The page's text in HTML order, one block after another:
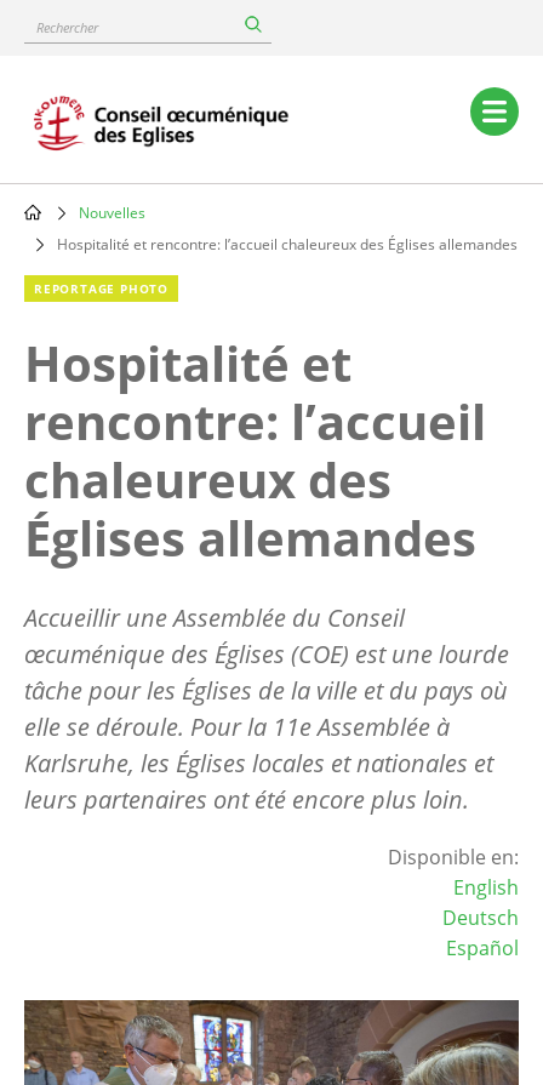
content
Rechercher
Main
navigation
Breadcrumb
Nouvelles
Hospitalité et rencontre: l’accueil chaleureux des Églises allemandes
REPORTAGE PHOTO
Hospitalité et
rencontre: l’accueil
chaleureux des
Églises allemandes
Accueillir une Assemblée du Conseil
œcuménique des Églises (COE) est une lourde
tâche pour les Églises de la ville et du pays où
elle se déroule. Pour la 11e Assemblée à
Karlsruhe, les Églises locales et nationales et
leurs partenaires ont été encore plus loin.
Disponible en:
English
Deutsch
Español
Image